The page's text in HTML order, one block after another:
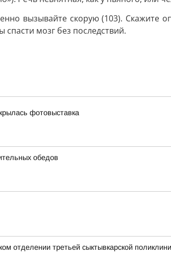
вызывайте скорую (103). Скажите
спасти мозг без последствий.
фотовыставка
обедов
отделении третьей сыктывкарской